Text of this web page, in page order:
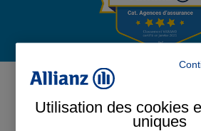
Garantie des accidents de la vie
Assurance scolaire
Avis de l'agence
COURSAN
Avis sur une période de
Utilisation des cookies
uniques